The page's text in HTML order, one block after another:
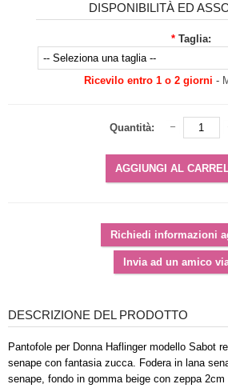
DISPONIBILITÀ ED
* Taglia:
Ricevilo entro 1 o 2 giorni -
Quantità:
DESCRIZIONE DEL PRODOTTO
Pantofole per Donna Haflinger modello Sabot
senape con fantasia zucca. Fodera in lana
senape, fondo in gomma beige con zeppa